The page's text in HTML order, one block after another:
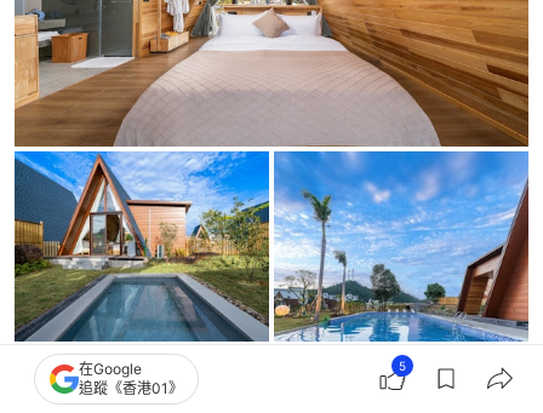
河源紫金九和裸雲·在望民宿（Heyuan Zijin Jiuhe
在Google
追蹤《香港01》
5